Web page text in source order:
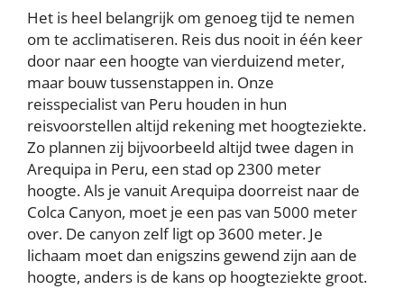
Het is heel belangrijk om genoeg tijd te nemen
om te acclimatiseren. Reis dus nooit in één keer
door naar een hoogte van vierduizend meter,
maar bouw tussenstappen in. Onze
reisspecialist van Peru houden in hun
reisvoorstellen altijd rekening met hoogteziekte.
Zo plannen zij bijvoorbeeld altijd twee dagen in
Arequipa in Peru, een stad op 2300 meter
hoogte. Als je vanuit Arequipa doorreist naar de
Colca Canyon, moet je een pas van 5000 meter
over. De canyon zelf ligt op 3600 meter. Je
lichaam moet dan enigszins gewend zijn aan de
hoogte, anders is de kans op hoogteziekte groot.